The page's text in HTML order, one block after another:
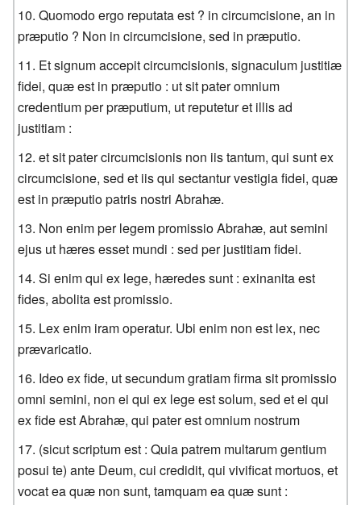
Quomodo ergo reputata est ? in circumcisione, an in
præputio ? Non in circumcisione, sed in præputio.
Et signum accepit circumcisionis, signaculum justitiæ
fidei, quæ est in præputio : ut sit pater omnium
credentium per præputium, ut reputetur et illis ad
justitiam :
et sit pater circumcisionis non iis tantum, qui sunt ex
circumcisione, sed et iis qui sectantur vestigia fidei, quæ
est in præputio patris nostri Abrahæ.
Non enim per legem promissio Abrahæ, aut semini
ejus ut hæres esset mundi : sed per justitiam fidei.
Si enim qui ex lege, hæredes sunt : exinanita est
fides, abolita est promissio.
Lex enim iram operatur. Ubi enim non est lex, nec
prævaricatio.
Ideo ex fide, ut secundum gratiam firma sit promissio
omni semini, non ei qui ex lege est solum, sed et ei qui
ex fide est Abrahæ, qui pater est omnium nostrum
(sicut scriptum est : Quia patrem multarum gentium
posui te) ante Deum, cui credidit, qui vivificat mortuos, et
vocat ea quæ non sunt, tamquam ea quæ sunt :